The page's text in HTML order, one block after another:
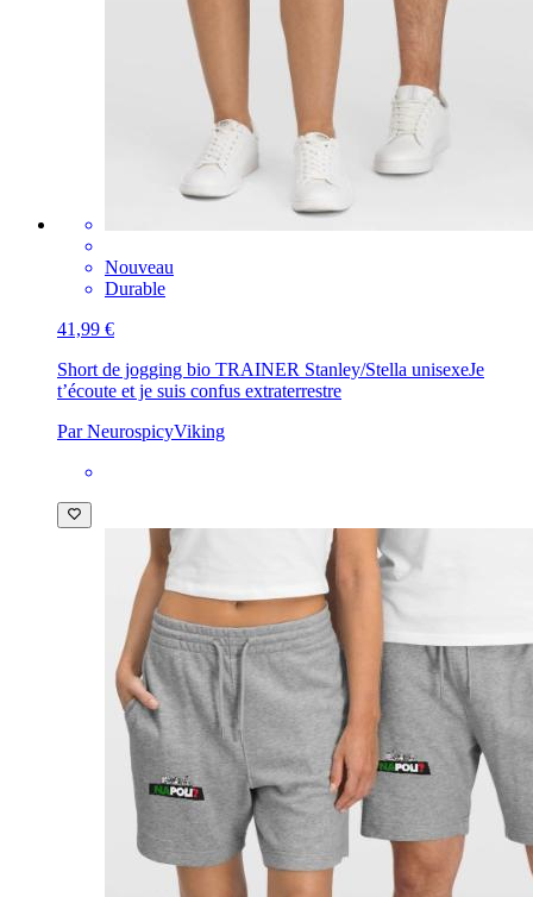
Nouveau
Durable
41,99 €
Short de jogging bio TRAINER Stanley/Stella unisexeJe
t’écoute et je suis confus extraterrestre
Par NeurospicyViking